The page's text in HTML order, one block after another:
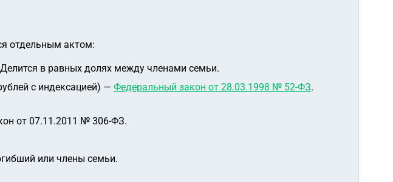
отдельным актом:
в равных долях между членами семьи.
с индексацией) — Федеральный закон от 28.03.1998 № 52-ФЗ.
от 07.11.2011 № 306-ФЗ.
или члены семьи.